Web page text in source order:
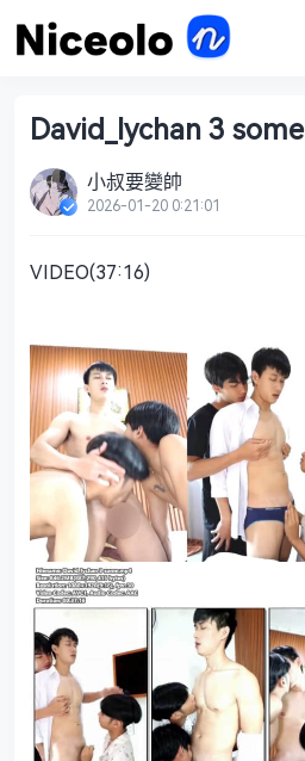
David_lychan 3 some
小叔要變帥
2026-01-20 0:21:01
VIDEO(37:16)